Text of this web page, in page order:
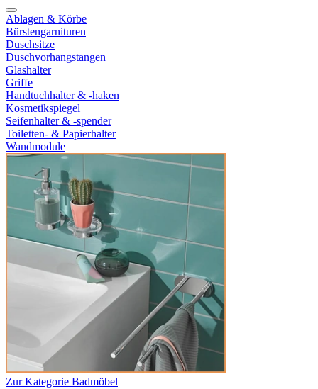
Ablagen & Körbe
Bürstengarnituren
Duschsitze
Duschvorhangstangen
Glashalter
Griffe
Handtuchhalter & -haken
Kosmetikspiegel
Seifenhalter & -spender
Toiletten- & Papierhalter
Wandmodule
Zur Kategorie Badmöbel